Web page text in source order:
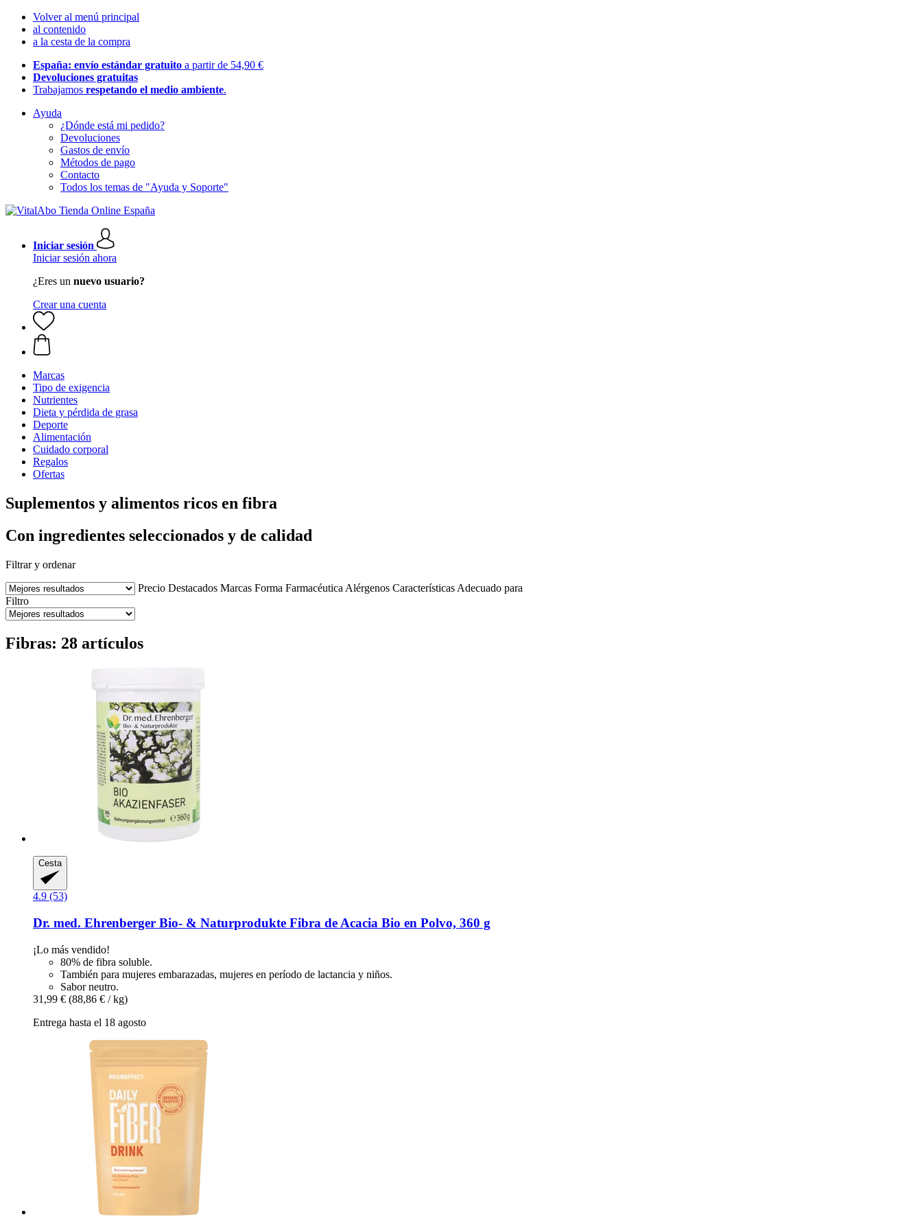
Volver al menú principal
al contenido
a la cesta de la compra
España: envío estándar gratuito a partir de 54,90 €
Devoluciones gratuitas
Trabajamos respetando el medio ambiente.
Ayuda
¿Dónde está mi pedido?
Devoluciones
Gastos de envío
Métodos de pago
Contacto
Todos los temas de "Ayuda y Soporte"
Iniciar sesión
Iniciar sesión ahora
¿Eres un nuevo usuario?
Crear una cuenta
Marcas
Tipo de exigencia
Nutrientes
Dieta y pérdida de grasa
Deporte
Alimentación
Cuidado corporal
Regalos
Ofertas
Suplementos y alimentos ricos en fibra
Con ingredientes seleccionados y de calidad
Filtrar y ordenar
Precio Destacados Marcas Forma Farmacéutica Alérgenos Características Adecuado para
Filtro
Fibras: 28 artículos
Cesta
4.9 (53)
Dr. med. Ehrenberger Bio- & Naturprodukte Fibra de Acacia Bio en Polvo, 360 g
¡Lo más vendido!
80% de fibra soluble.
También para mujeres embarazadas, mujeres en período de lactancia y niños.
Sabor neutro.
31,99 € (88,86 € / kg)
Entrega hasta el 18 agosto